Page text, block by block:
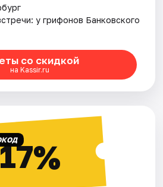
у грифонов Банковского
со скидкой
на Kassir.ru